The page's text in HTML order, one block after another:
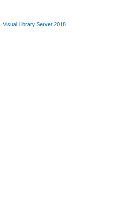
Visual Library Server 2018